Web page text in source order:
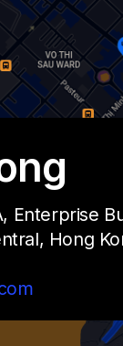
Enterprise
Hong